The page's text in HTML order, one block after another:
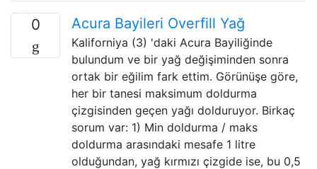
0 Acura Bayileri Overfill Yağ
Kaliforniya (3) 'daki Acura Bayiliğinde
bulundum ve bir yağ değişiminden sonra
ortak bir eğilim fark ettim. Görünüşe göre,
her bir tanesi maksimum doldurma
çizgisinden geçen yağı dolduruyor. Birkaç
sorum var: 1) Min doldurma / maks
doldurma arasındaki mesafe 1 litre
olduğundan, yağ kırmızı çizgide ise, bu 0,5